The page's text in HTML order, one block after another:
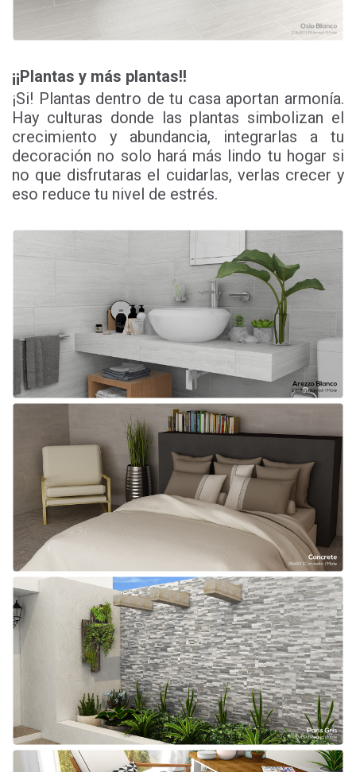
¡¡Plantas y más plantas!!
¡Si! Plantas dentro de tu casa aportan armonía.
Hay culturas donde las plantas simbolizan el
crecimiento y abundancia, integrarlas a tu
decoración no solo hará más lindo tu hogar si
no que disfrutaras el cuidarlas, verlas crecer y
eso reduce tu nivel de estrés.